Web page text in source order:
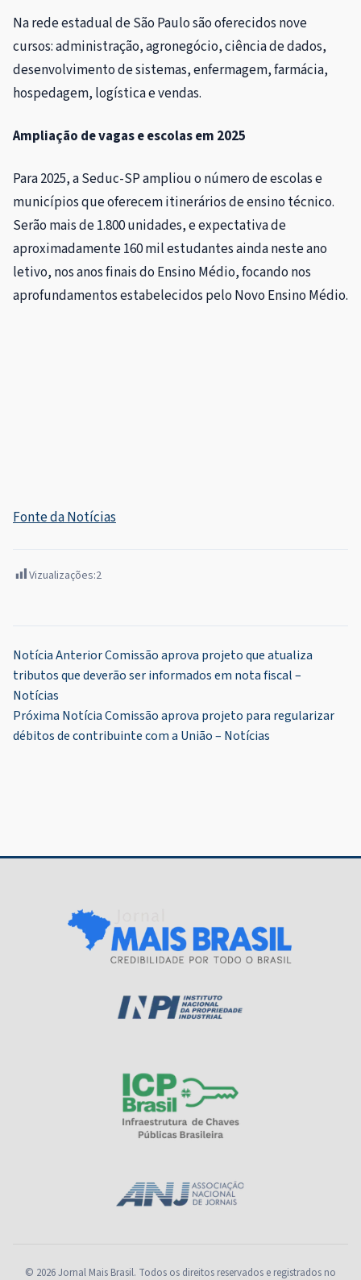
Na rede estadual de São Paulo são oferecidos nove
cursos: administração, agronegócio, ciência de dados,
desenvolvimento de sistemas, enfermagem, farmácia,
hospedagem, logística e vendas.
Ampliação de vagas e escolas em 2025
Para 2025, a Seduc-SP ampliou o número de escolas e
municípios que oferecem itinerários de ensino técnico.
Serão mais de 1.800 unidades, e expectativa de
aproximadamente 160 mil estudantes ainda neste ano
letivo, nos anos finais do Ensino Médio, focando nos
aprofundamentos estabelecidos pelo Novo Ensino Médio.
Fonte da Notícias
Vizualizações:2
Navegação
de
Post
Notícia AnteriorComissão aprova projeto que atualiza
tributos que deverão ser informados em nota fiscal –
Notícias
Próxima NotíciaComissão aprova projeto para regularizar
débitos de contribuinte com a União – Notícias
© 2026 Jornal Mais Brasil. Todos os direitos reservados e registrados no